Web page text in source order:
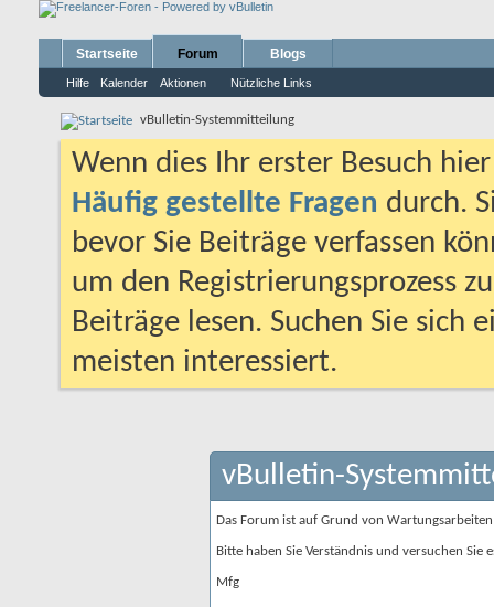
Startseite Forum
Hilfe Kalender Aktionen Nützliche Links
Blogs
vBulletin-Systemmitteilung
Wenn dies Ihr erster Besuch
Häufig gestellte Fragen durch.
bevor Sie Beiträge verfassen
um den Registrierungsprozess
Beiträge lesen. Suchen Sie sich
meisten interessiert.
vBulletin-
Das Forum ist auf Grund von
Bitte haben Sie Verständnis und versuchen Sie
Mfg